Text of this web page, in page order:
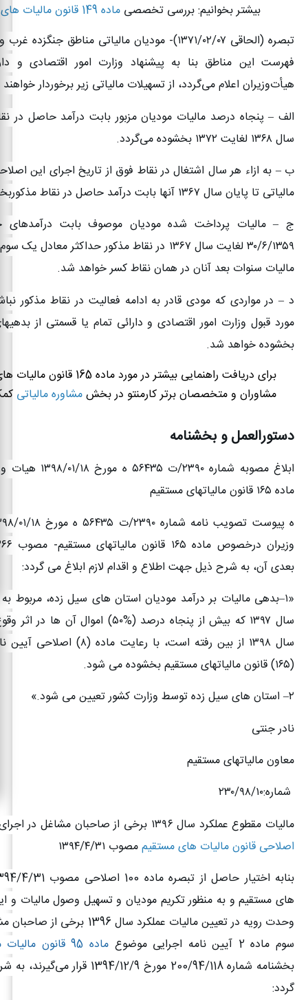
بیشتر بخوانیم: بررسی تخصصیماده 149 قانون مالیات های مستقیم
تبصره (الحاقی ۱۳۷۱/۰۲/۰۷)-
مودیان مالیاتی مناطق جنگزده
فهرست این مناطق بنا به پیشنهاد وزارت امور اقتصادی و
هیأت‌وزیران اعلام می‌گردد، از تسهیلات مالیاتی زیر برخوردار
‌الف – پنجاه درصد مالیات مودیان مزبور بابت درآمد حاصل در
سال۱۳۶۸ لغایت ۱۳۷۲ بخشوده می‌گردد.
ب – به ازاء هر سال اشتغال در نقاط فوق از تاریخ اجرای این
مالیاتی تا پایان سال ۱۳۶۷ آنها بابت درآمد حاصل در نقاط
ج – مالیات پرداخت شده مودیان موصوف بابت درآمدهای
۳۰/۶/۱۳۵۹لغایت سال ۱۳۶۷ در نقاط مذکور حداکثر معادل یک
مالیات سنوات بعد آنان در همان نقاط کسر خواهد شد.
‌د – در مواردی که مودی قادر به ادامه فعالیت در نقاط مذکور
مورد قبول وزارت امور اقتصادی و دارائی تمام یا قسمتی از
بخشوده خواهد شد.
برای دریافت راهنمایی بیشتر در مورد
مشاوران و متخصصان برتر کارمنتو در بخشمشاوره مالیاتی
دستورالعمل و بخشنامه
ابلاغ مصوبه شماره ۲۳۹۰/ ت ۵۶۴۳۵ ه مورخ۱۳۹۸/۰۱/۱۸ هیات
ماده ۱۶۵ قانون مالیاتهای مستقیم
ه پیوست تصویب نامه شماره۲۳۹۰/ ت ۵۶۴۳۵ه مورخ۱۳۹۸/
وزیران درخصوص ماده ۱۶۵ قانون مالیاتهای مستقیم- مصوب
بعدی آن، به شرح ذیل جهت اطلاع و اقدام لازم ابلاغ می گردد:
«۱–بدهی مالیات بر درآمد مودیان استان های سیل زده، مربوط به
سال ۱۳۹۷ که بیش از پنجاه درصد (۵۰%) اموال آن ها در اثر
سال۱۳۹۸ از بین رفته است، با رعایت ماده (۸) اصلاحی آیین
(۱۶۵) قانون مالیاتهای مستقیم بخشوده می شود.
۲– استان های سیل زده توسط وزارت کشور تعیین می شود.»
نادر جنتی
معاون مالیاتهای مستقیم
شماره:۲۳۰/۹۸/۱۰
مالیات مقطوع عملکرد سال ۱۳۹۶ برخی از صاحبان مشاغل در
اصلاحی قانون مالیات های مستقیممصوب ۱۳۹۴/۴/۳۱
های مستقیم و به منظور تکریم مودیان و تسهیل وصول مالیات و
وحدت رویه در تعیین مالیات عملکرد سال
سوم ماده 2 آیین نامه اجرایی موضوع
ماده 95 قانون مالیات مستقیم
بخشنامه شماره 200/94/118 مورخ 1394/
گردد: